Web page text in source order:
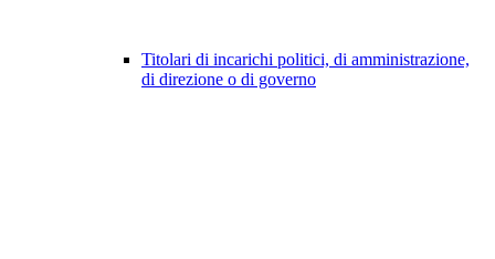
Titolari di incarichi politici, di amministrazione,
di direzione o di governo